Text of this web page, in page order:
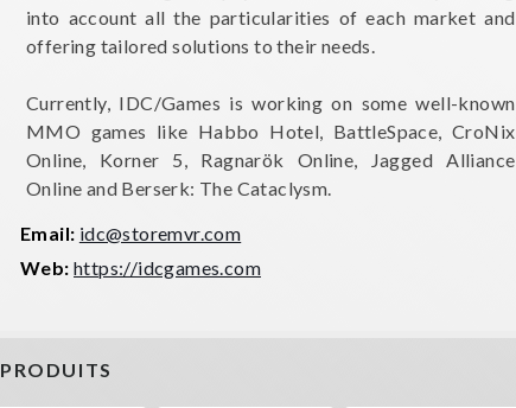
into account all the particularities of each market and
offering tailored solutions to their needs.
Currently, IDC/Games is working on some well-known
MMO games like Habbo Hotel, BattleSpace, CroNix
Online, Korner 5, Ragnarök Online, Jagged Alliance
Online and Berserk: The Cataclysm.
Email: idc@storemvr.com
Web: https://idcgames.com
PRODUITS